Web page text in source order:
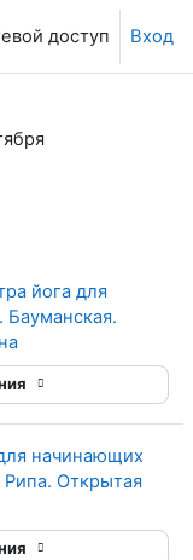
доступ Вход
йога для
Гиперссылка
начинающих
Открытая